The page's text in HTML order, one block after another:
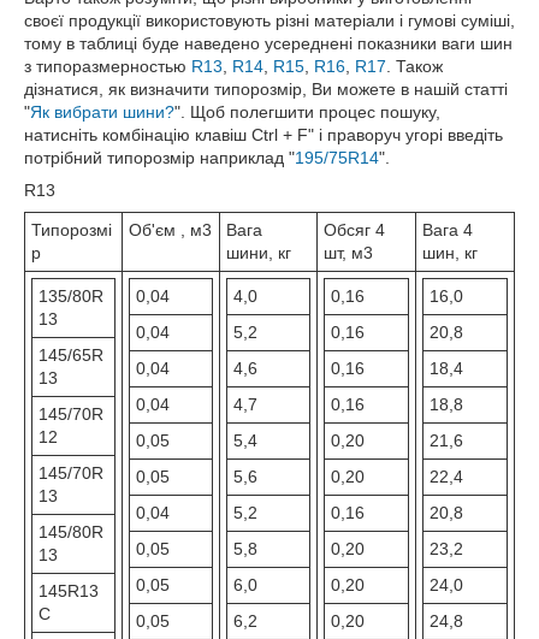
своєї продукції використовують різні матеріали і гумові суміші,
тому в таблиці буде наведено усереднені показники ваги шин
з типоразмерностью R13 R14 R15 R16 R17 . Також
дізнатися, як визначити типорозмір, Ви можете в нашій статті
"Як вибрати шини?". Щоб полегшити процес пошуку,
натисніть комбінацію клавіш Ctrl + F" і праворуч угорі введіть
потрібний типорозмір наприклад "195/75R14".
R13
Типорозмі
р
Об'єм , м3
Вага
шини, кг
Обсяг 4
шт, м3
Вага 4
шин, кг
135/80R
13
145/65R
13
145/70R
12
145/70R
13
145/80R
13
145R13
С
0,04
0,04
0,04
0,04
0,05
0,05
0,04
0,05
0,05
0,05
4,0
5,2
4,6
4,7
5,4
5,6
5,2
5,8
6,0
6,2
0,16
0,16
0,16
0,16
0,20
0,20
0,16
0,20
0,20
0,20
16,0
20,8
18,4
18,8
21,6
22,4
20,8
23,2
24,0
24,8